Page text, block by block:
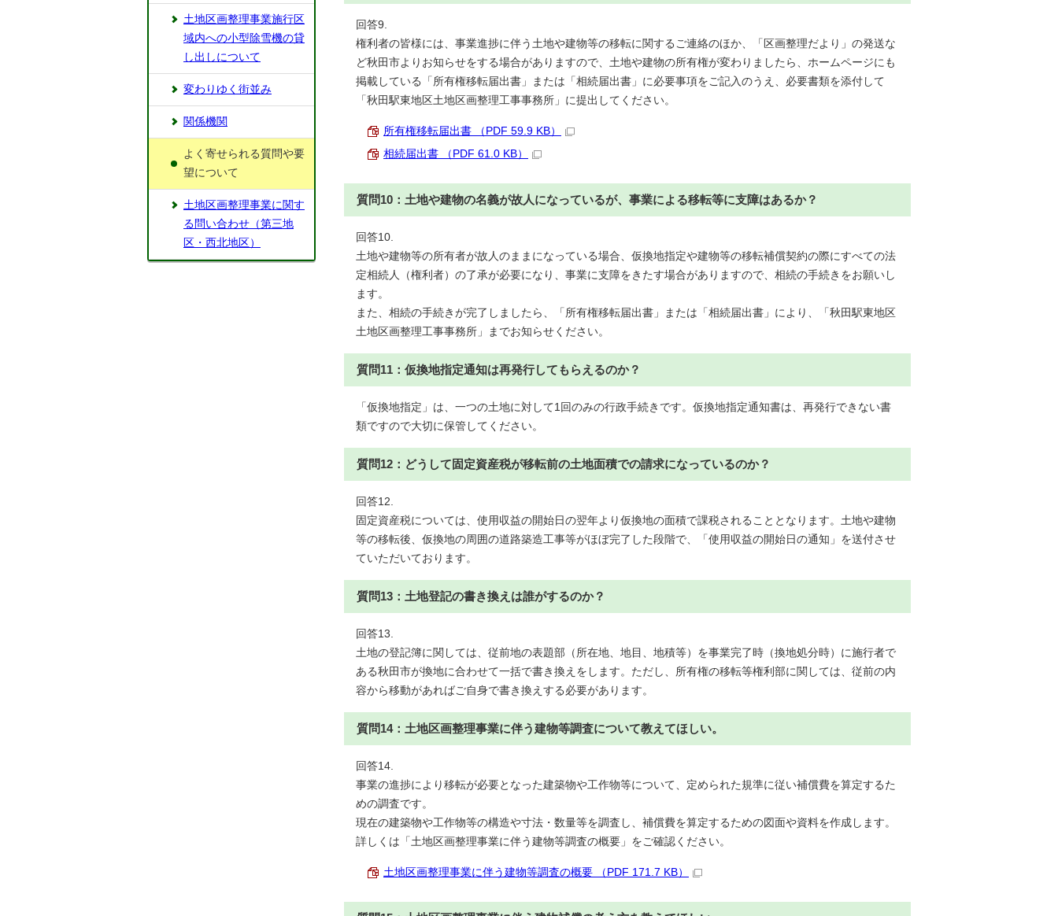
回答9.
権利者の皆様には、事業進捗に伴う土地や建物等の移転に関するご連絡のほか、「区画整理だより」の発送な
ど秋田市よりお知らせをする場合がありますので、土地や建物の所有権が変わりましたら、ホームページにも
掲載している「所有権移転届出書」または「相続届出書」に必要事項をご記入のうえ、必要書類を添付して
「秋田駅東地区土地区画整理工事事務所」に提出してください。
所有権移転届出書 （PDF 59.9 KB）
相続届出書 （PDF 61.0 KB）
質問10：土地や建物の名義が故人になっているが、事業による移転等に支障はあるか？
回答10.
土地や建物等の所有者が故人のままになっている場合、仮換地指定や建物等の移転補償契約の際にすべての法
定相続人（権利者）の了承が必要になり、事業に支障をきたす場合がありますので、相続の手続きをお願いし
ます。
また、相続の手続きが完了しましたら、「所有権移転届出書」または「相続届出書」により、「秋田駅東地区
土地区画整理工事事務所」までお知らせください。
質問11：仮換地指定通知は再発行してもらえるのか？
「仮換地指定」は、一つの土地に対して1回のみの行政手続きです。仮換地指定通知書は、再発行できない書
類ですので大切に保管してください。
質問12：どうして固定資産税が移転前の土地面積での請求になっているのか？
回答12.
固定資産税については、使用収益の開始日の翌年より仮換地の面積で課税されることとなります。土地や建物
等の移転後、仮換地の周囲の道路築造工事等がほぼ完了した段階で、「使用収益の開始日の通知」を送付させ
ていただいております。
質問13：土地登記の書き換えは誰がするのか？
回答13.
土地の登記簿に関しては、従前地の表題部（所在地、地目、地積等）を事業完了時（換地処分時）に施行者で
ある秋田市が換地に合わせて一括で書き換えをします。ただし、所有権の移転等権利部に関しては、従前の内
容から移動があればご自身で書き換えする必要があります。
質問14：土地区画整理事業に伴う建物等調査について教えてほしい。
回答14.
事業の進捗により移転が必要となった建築物や工作物等について、定められた規準に従い補償費を算定するた
めの調査です。
現在の建築物や工作物等の構造や寸法・数量等を調査し、補償費を算定するための図面や資料を作成します。
詳しくは「土地区画整理事業に伴う建物等調査の概要」をご確認ください。
土地区画整理事業に伴う建物等調査の概要 （PDF 171.7 KB）
土地区画整理事業施行区
域内への小型除雪機の貸
し出しについて
変わりゆく街並み
関係機関
よく寄せられる質問や要
望について
土地区画整理事業に関す
る問い合わせ（第三地
区・西北地区）